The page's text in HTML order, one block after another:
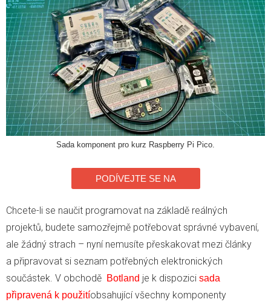
Sada komponent pro kurz Raspberry Pi Pico.
PODÍVEJTE SE NA
Chcete-li se naučit programovat na základě reálných
projektů, budete samozřejmě potřebovat správné vybavení,
ale žádný strach – nyní nemusíte přeskakovat mezi články
a připravovat si seznam potřebných elektronických
součástek. V obchodě Botland je k dispozici sada
připravená k použitíobsahující všechny komponenty